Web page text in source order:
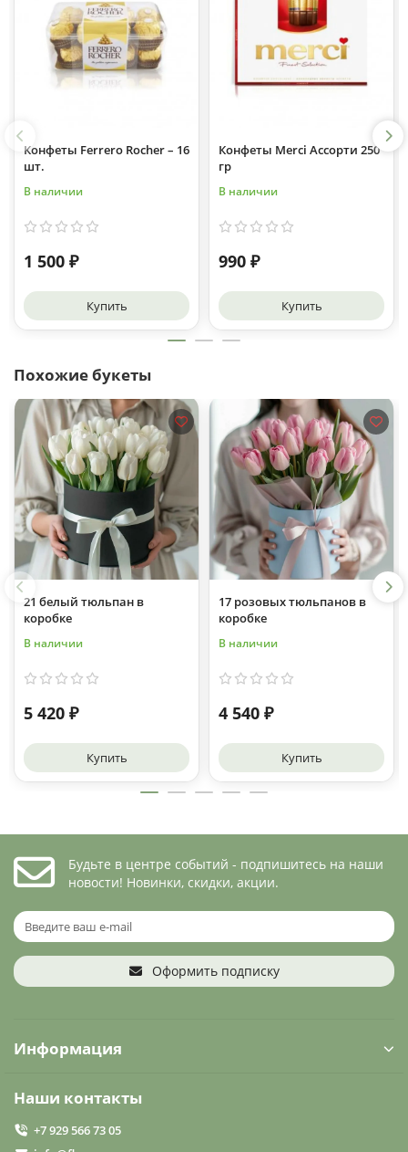
Конфеты Ferrero Rocher – 16
шт.
В наличии
1 500 ₽
Купить
Конфеты Merci Ассорти 250
гр
В наличии
990 ₽
Купить
Похожие букеты
21 белый тюльпан в
коробке
В наличии
5 420 ₽
Купить
17 розовых тюльпанов в
коробке
В наличии
4 540 ₽
Купить
Будьте в центре событий - подпишитесь на наши
новости! Новинки, скидки, акции.
Оформить подписку
Информация
Наши контакты
+7 929 566 73 05